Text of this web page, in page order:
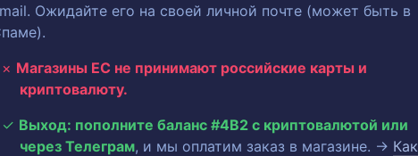
Ожидайте его на своей личной почте (может быть в
Магазины ЕС не принимают российские карты и
криптовалюту.
Выход: пополните баланс #4B2 с криптовалютой или
через Телеграм, и мы оплатим заказ в магазине. → Как